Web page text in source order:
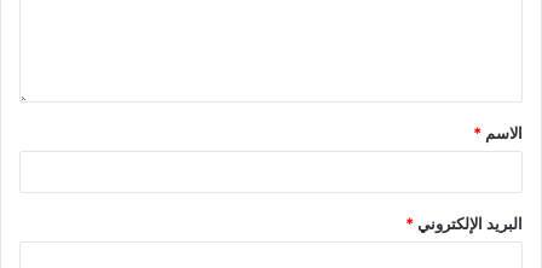
الاسم *
البريد الإلكتروني*